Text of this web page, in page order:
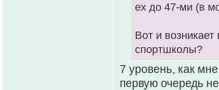
ех до 47-ми (в
Вот и
спортшколы?
7 уровень, как
первую очередь